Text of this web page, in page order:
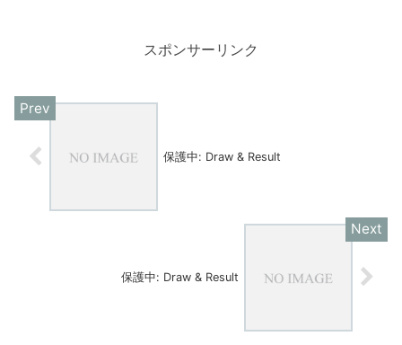
スポンサーリンク
保護中: Draw & Result
保護中: Draw & Result